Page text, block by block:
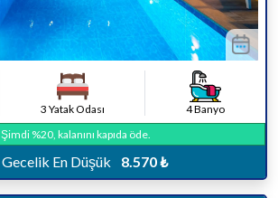
3 Yatak Odası
4 Banyo
Şimdi %20, kalanını kapıda öde.
Gecelik En Düşük 8.570 ₺